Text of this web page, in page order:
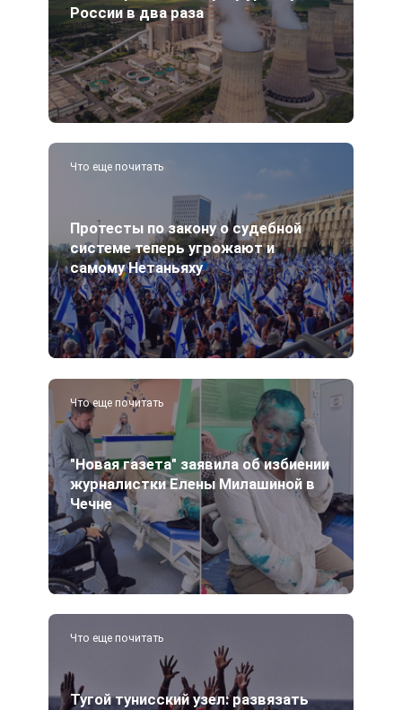
России в два раза
Что еще почитать
Протесты по закону о судебной
системе теперь угрожают и
самому Нетаньяху
Что еще почитать
"Новая газета" заявила об избиении
журналистки Елены Милашиной в
Чечне
Что еще почитать
Тугой тунисский узел: развязать